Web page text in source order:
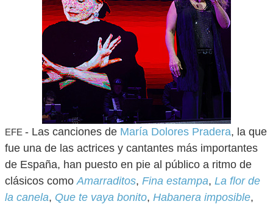
EFE - Las canciones de María Dolores Pradera, la que
fue una de las actrices y cantantes más importantes
de España, han puesto en pie al público a ritmo de
clásicos comoAmarraditos, Fina estampa, La flor de
la canela, Que te vaya bonito, Habanera imposible,